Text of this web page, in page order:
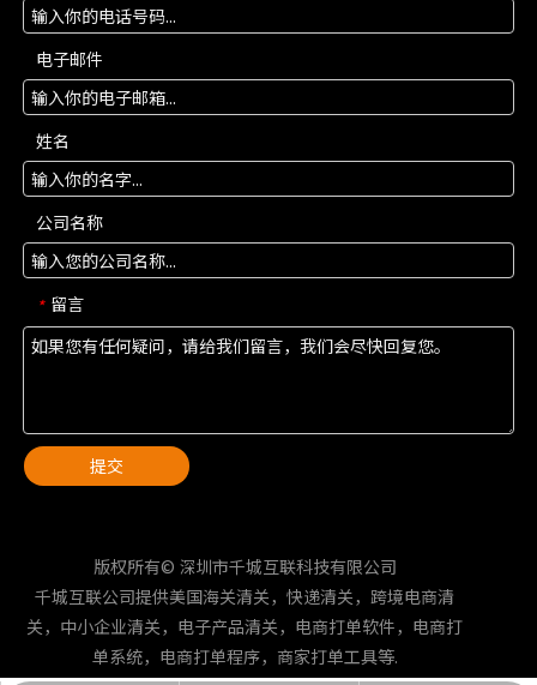
电子邮件
姓名
公司名称
* 留言
提交
版权所有© 深圳市千城互联科技有限公司
千城互联公司提供美国海关清关，快递清关，跨境电商清
关，中小企业清关，电子产品清关，电商打单软件，电商打
单系统，电商打单程序，商家打单工具等.